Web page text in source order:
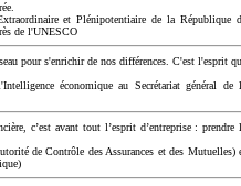
et Plénipotentiaire de la République
de l'UNESCO
pour s'enrichir de nos différences. C'est l'esprit
économique au Secrétariat général de
c’est avant tout l’esprit d’entreprise : prendre
de Contrôle des Assurances et des Mutuelles)